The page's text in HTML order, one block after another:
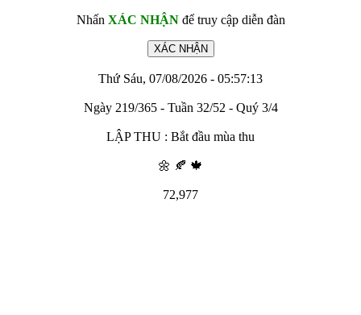
Nhấn XÁC NHẬNđể truy cập diễn đàn
Thứ Sáu, 07/08/2026 - 05:57:13
Ngày 219/365 - Tuần 32/52 - Quý 3/4
LẬP THU : Bắt đầu mùa thu
🌼 🍂 🍁
72,977